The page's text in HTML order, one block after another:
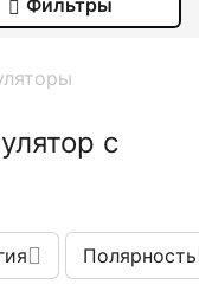
Фильтры
с
Полярность